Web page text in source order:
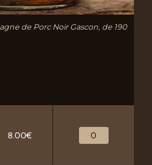
de Porc Noir Gascon, de 190
8.00€